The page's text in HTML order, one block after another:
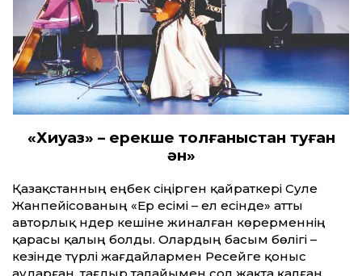
«Хиуаз» – ерекше толғаныстан туған
ән»
Қазақ­станның еңбек сіңірген қайраткері Сәуле
Жанпейісованың «Ер есімі – ел есінде» ат­ты
авторлық әндер кешіне жиналған көрерменнің
қарасы қалың болды. Олардың басым бөлігі –
кезінде түрлі жағдайлармен Ресейге қоныс